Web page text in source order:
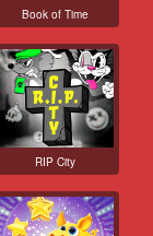
Book of Time
RIP City